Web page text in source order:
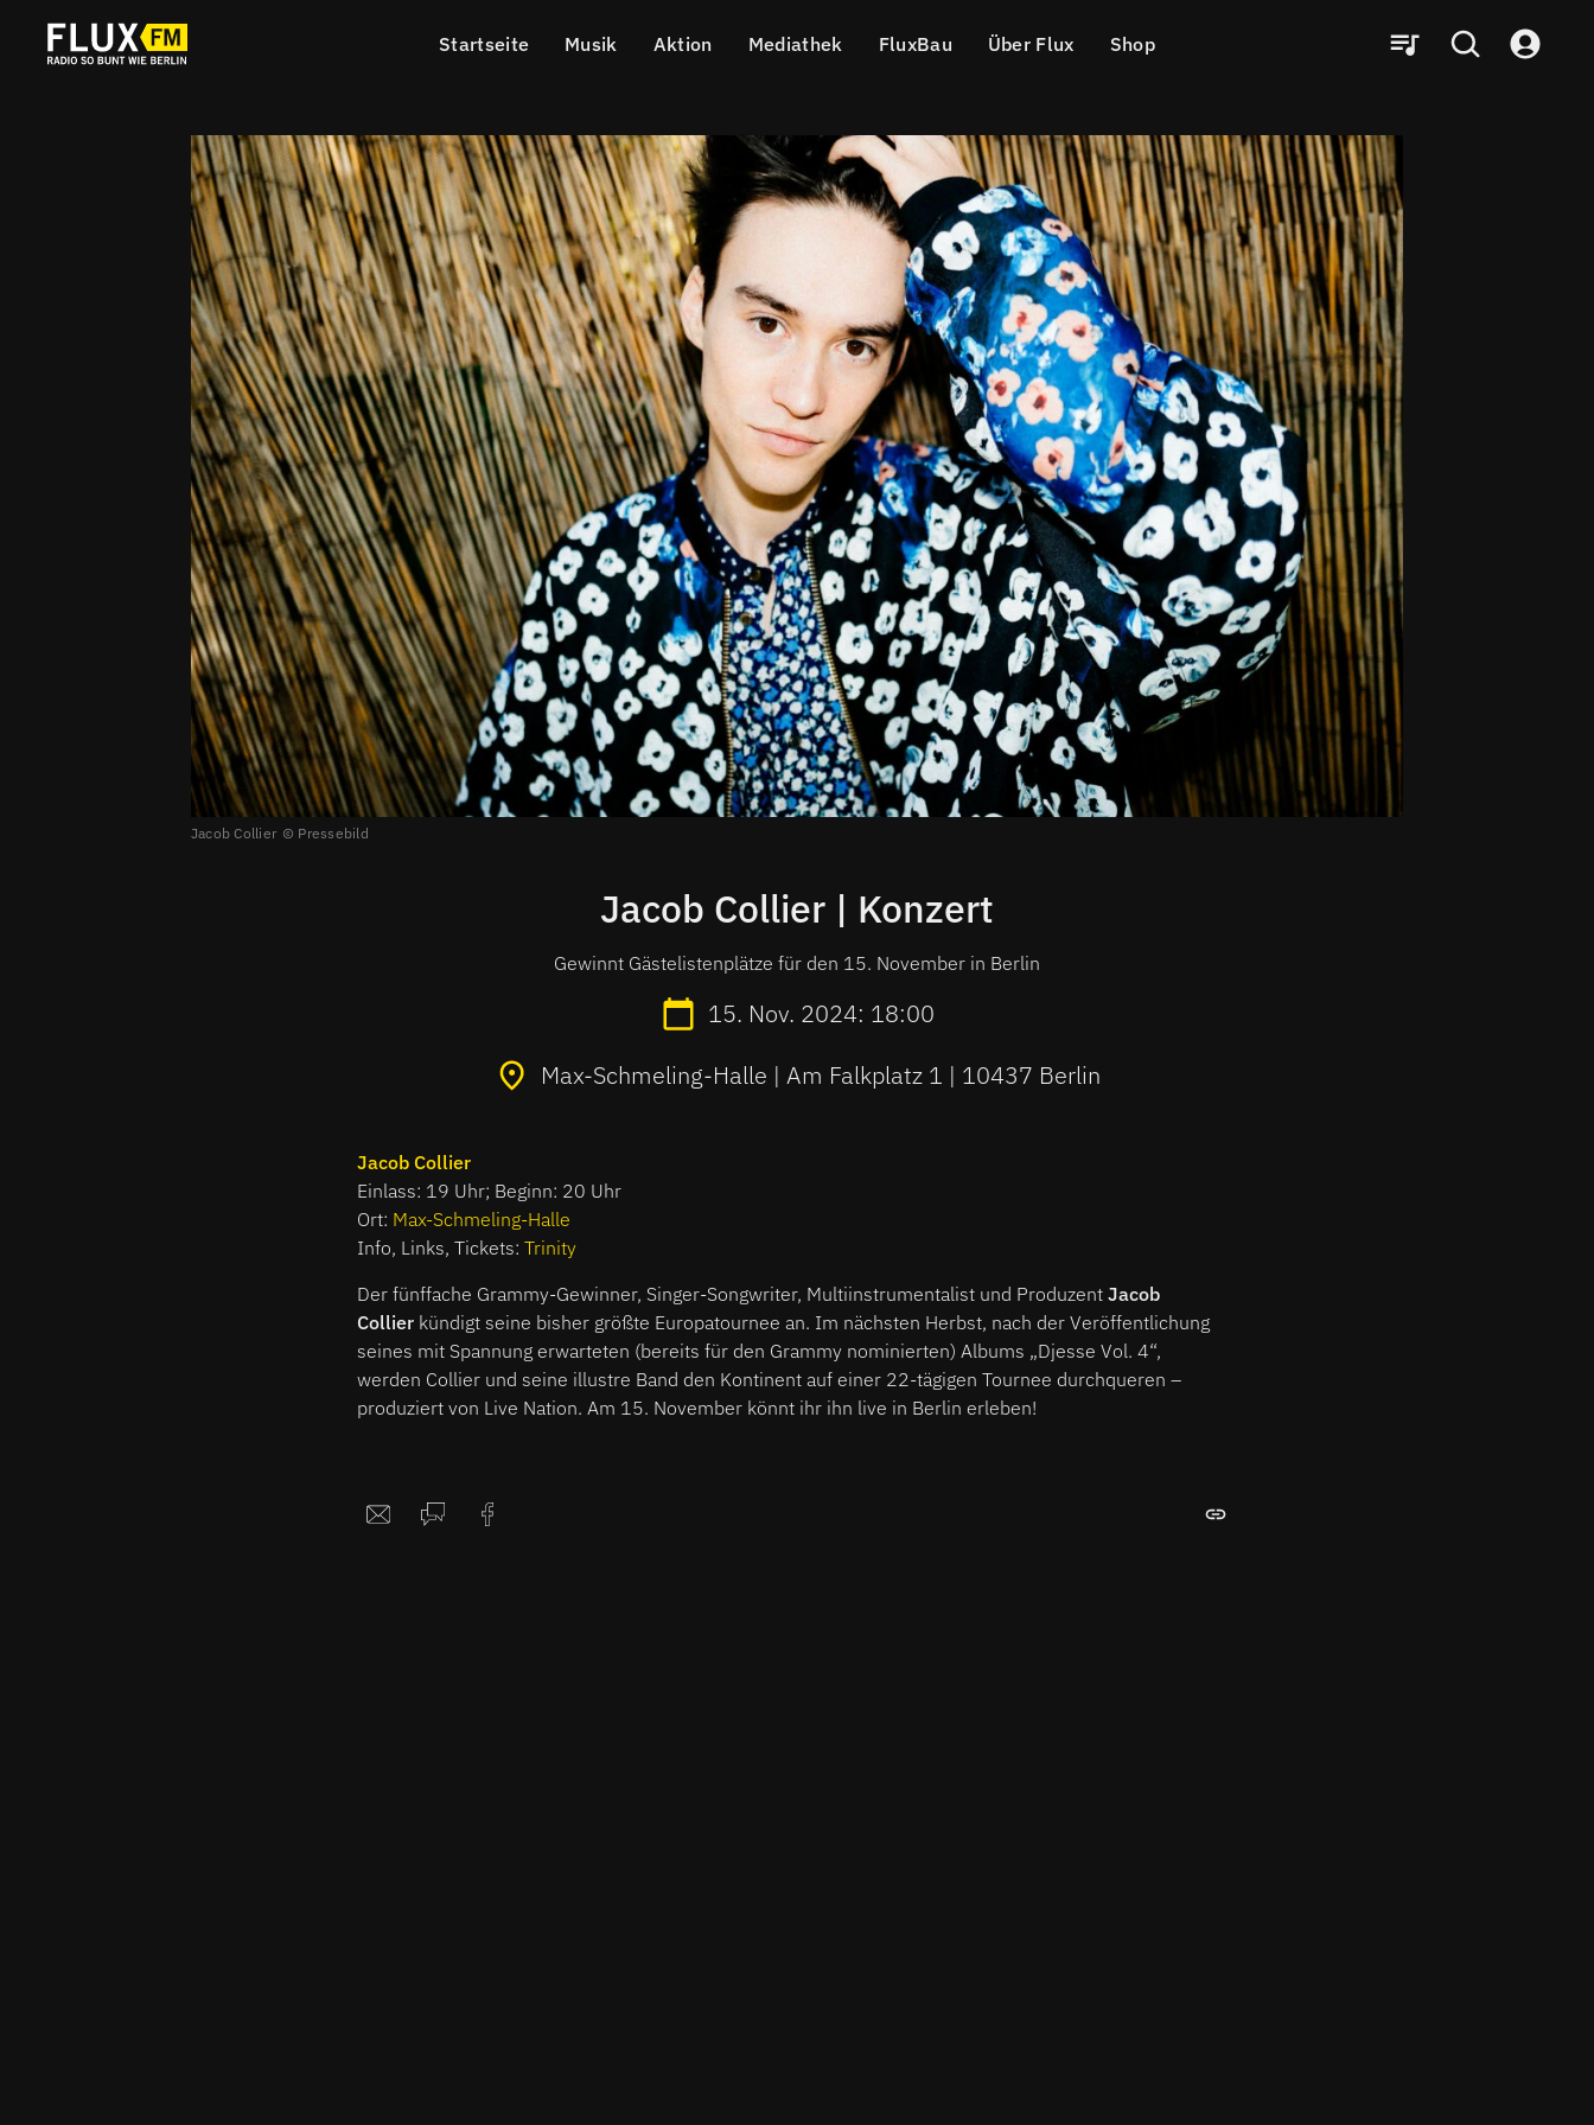
Startseite Musik Aktion Mediathek FluxBau Über Flux Shop
Jacob Collier Pressebild
Jacob Collier | Konzert
Gewinnt Gästelistenplätze für den 15. November in Berlin
15. Nov. 2024: 18:00
Max-Schmeling-Halle | Am Falkplatz 1 | 10437 Berlin
Jacob Collier
Einlass: 19 Uhr; Beginn: 20 Uhr
Ort: Max-Schmeling-Halle
Info, Links, Tickets: Trinity
Der fünffache Grammy-Gewinner, Singer-Songwriter, Multiinstrumentalist und Produzent Jacob
Collier kündigt seine bisher größte Europatournee an. Im nächsten Herbst, nach der Veröffentlichung
seines mit Spannung erwarteten (bereits für den Grammy nominierten) Albums „Djesse Vol. 4“,
werden Collier und seine illustre Band den Kontinent auf einer 22-tägigen Tournee durchqueren –
produziert von Live Nation. Am 15. November könnt ihr ihn live in Berlin erleben!